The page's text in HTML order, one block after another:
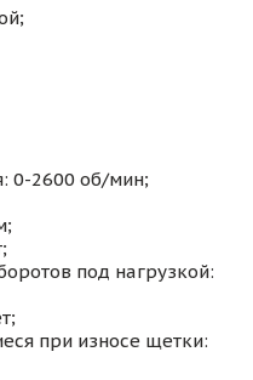
0-2600 об/мин;
под нагрузкой:
при износе щетки: